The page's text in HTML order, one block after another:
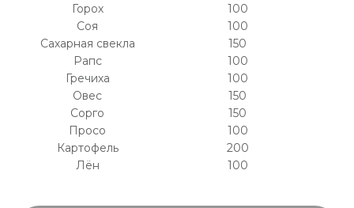
Горох
100
Соя
100
Сахарная свекла
150
Рапс
100
Гречиха
100
Овес
150
Сорго
150
Просо
100
Картофель
200
Лён
100